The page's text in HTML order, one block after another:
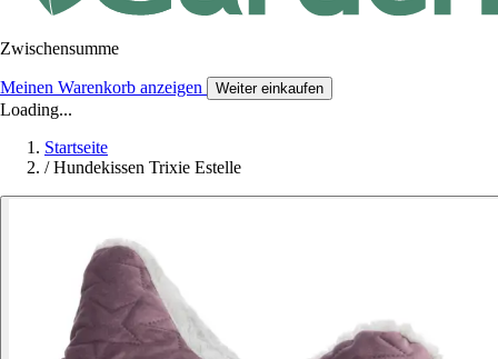
Zwischensumme
Meinen Warenkorb anzeigen Weiter einkaufen
Loading...
Startseite
/ Hundekissen Trixie Estelle